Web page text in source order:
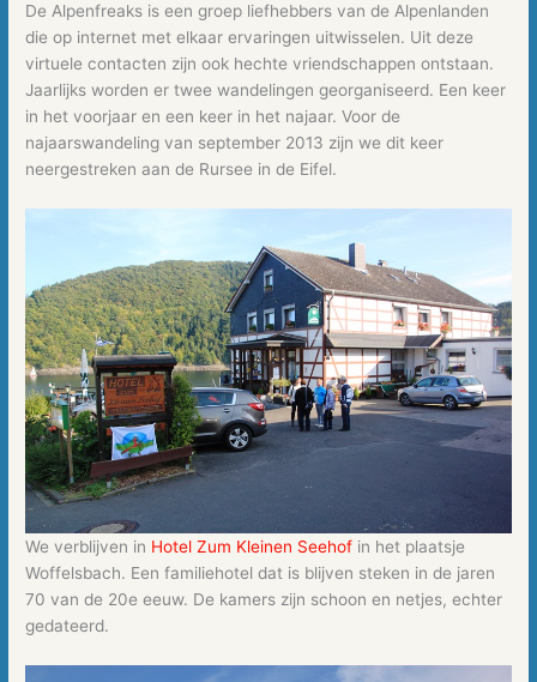
De Alpenfreaks is een groep liefhebbers van de Alpenlanden
die op internet met elkaar ervaringen uitwisselen. Uit deze
virtuele contacten zijn ook hechte vriendschappen ontstaan.
Jaarlijks worden er twee wandelingen georganiseerd. Een keer
in het voorjaar en een keer in het najaar. Voor de
najaarswandeling van september 2013 zijn we dit keer
neergestreken aan de Rursee in de Eifel.
We verblijven in Hotel Zum Kleinen Seehof in het plaatsje
Woffelsbach. Een familiehotel dat is blijven steken in de jaren
70 van de 20e eeuw. De kamers zijn schoon en netjes, echter
gedateerd.